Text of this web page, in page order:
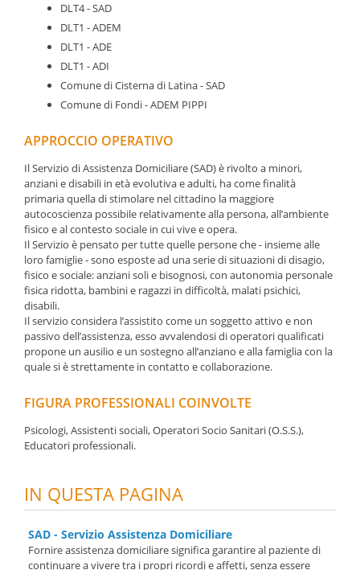
DLT4 - SAD
DLT1 - ADEM
DLT1 - ADE
DLT1 - ADI
Comune di Cisterna di Latina - SAD
Comune di Fondi - ADEM PIPPI
APPROCCIO OPERATIVO
Il Servizio di Assistenza Domiciliare (SAD) è rivolto a minori,
anziani e disabili in età evolutiva e adulti, ha come finalità
primaria quella di stimolare nel cittadino la maggiore
autocoscienza possibile relativamente alla persona, all’ambiente
fisico e al contesto sociale in cui vive e opera.
Il Servizio è pensato per tutte quelle persone che - insieme alle
loro famiglie - sono esposte ad una serie di situazioni di disagio,
fisico e sociale: anziani soli e bisognosi, con autonomia personale
fisica ridotta, bambini e ragazzi in difficoltà, malati psichici,
disabili.
Il servizio considera l’assistito come un soggetto attivo e non
passivo dell’assistenza, esso avvalendosi di operatori qualificati
propone un ausilio e un sostegno all’anziano e alla famiglia con la
quale si è strettamente in contatto e collaborazione.
FIGURA PROFESSIONALI COINVOLTE
Psicologi, Assistenti sociali, Operatori Socio Sanitari (O.S.S.),
Educatori professionali.
IN QUESTA PAGINA
SAD - Servizio Assistenza Domiciliare
Fornire assistenza domiciliare significa garantire al paziente di
continuare a vivere tra i propri ricordi e affetti, senza essere